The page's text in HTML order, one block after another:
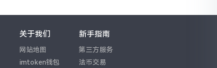
关于我们
网站地图
imtoken钱包
新手指南
第三方服务
法币交易